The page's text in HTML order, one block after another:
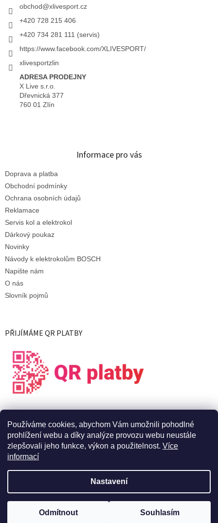
Používáme cookies, abychom Vám umožnili pohodlné
prohlížení webu a díky analýze provozu webu neustále
zlepšovali jeho funkce, výkon a použitelnost. Více
informací
Nastavení
Odmítnout Souhlasím
obchod@xlivesport.cz
+420 728 215 406
+420 734 281 111 (servis)
https://www.facebook.com/XLIVESPORT/
xlivesportzlin
ADRESA PRODEJNY
X Live s.r.o.
Dřevnická 377
760 01 Zlín
Informace pro vás
Doprava a platba
Obchodní podmínky
Ochrana osobních údajů
Reklamace
Servis kol a elektrokol
Dárkový poukaz
Novinky
Návody k elektrokolům BOSCH
Napište nám
O nás
Slovník pojmů
PŘIJÍMÁME QR PLATBY
. Všechna práva vyhrazena.